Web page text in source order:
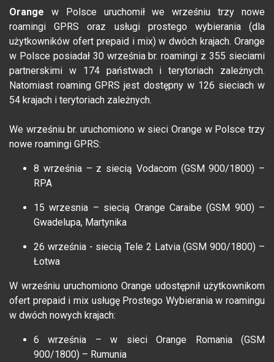
Orange w Polsce uruchomił we wrześniu trzy nowe
roamingi GPRS oraz usługi prostego wybierania (dla
użytkowników ofert prepaid i mix) w dwóch krajach. Orange
w Polsce posiadał 30 września br. roamingi z 355 sieciami
partnerskimi w 174 państwach i terytoriach zależnych.
Natomiast roaming GPRS jest dostępny w 126 sieciach w
54 krajach i terytoriach zależnych.
We wrześniu br. uruchomiono w sieci Orange w Polsce trzy
nowe roamingi GPRS:
8 września – z siecią Vodacom (GSM 900/1800) –
RPA
15 wrzesnia – siecią Orange Caraibe (GSM 900) –
Gwadelupa, Martynika
26 września - siecią Tele 2 Latvia (GSM 900/1800) –
Łotwa
W wrześniu uruchomiono Orange udostępnił użytkownikom
ofert prepaid i mix usługę Prostego Wybierania w roamingu
w dwóch nowych krajach:
6 września – w sieci Orange Romania (GSM
900/1800) – Rumunia